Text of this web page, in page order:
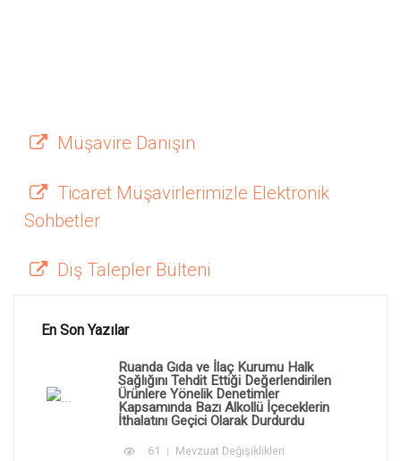
Müşavire Danışın
Ticaret Müşavirlerimizle Elektronik
Sohbetler
Dış Talepler Bülteni
En Son Yazılar
Ruanda Gıda ve İlaç Kurumu Halk
Sağlığını Tehdit Ettiği Değerlendirilen
Ürünlere Yönelik Denetimler
Kapsamında Bazı Alkollü İçeceklerin
İthalatını Geçici Olarak Durdurdu
61 Mevzuat Değişiklikleri